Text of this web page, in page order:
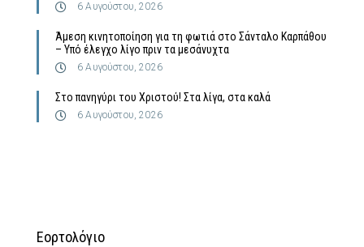
6 Αυγούστου, 2026
Άμεση κινητοποίηση για τη φωτιά στο Σάνταλο Καρπάθου
– Υπό έλεγχο λίγο πριν τα μεσάνυχτα
6 Αυγούστου, 2026
Στο πανηγύρι του Χριστού! Στα λίγα, στα καλά
6 Αυγούστου, 2026
Εορτολόγιο